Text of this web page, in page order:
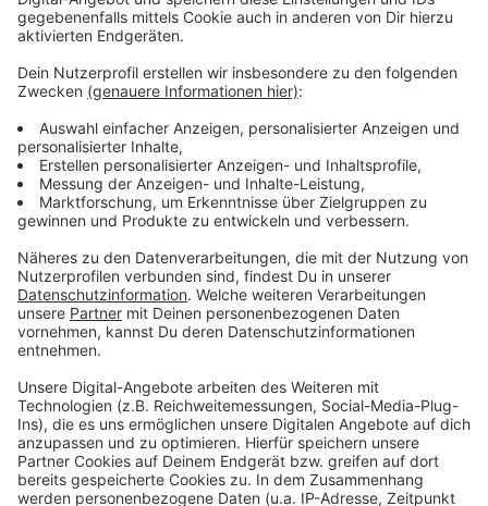
Wir benötigen Ihre
Zustimmung, um den YouTube
Video-Service zu laden!
Wir verwenden einen Service eines
Drittanbieters, um Videoinhalte
einzubetten. Dieser Service kann
Daten zu Ihren Aktivitäten
Details durch und stimmen Sie der
Nutzung des Service zu, um dieses
Video anzusehen.
Akzeptieren
powered byUsercentrics Consent
Management Platform
Die neue Single "Like A Saviour" von Ellie Golding.
Anzeige